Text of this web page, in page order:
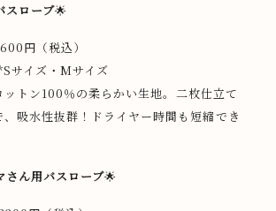
スローブ🌟
円（税込）
サイズ・Mサイズ
トン100％の柔らかい生地。二枚仕立て
、吸水性抜群！ドライヤー時間も短縮でき
さん用バスローブ🌟